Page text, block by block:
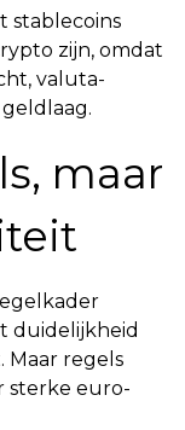
stablecoins
zijn, omdat
valuta-
maar
duidelijkheid
Maar regels
sterke euro-